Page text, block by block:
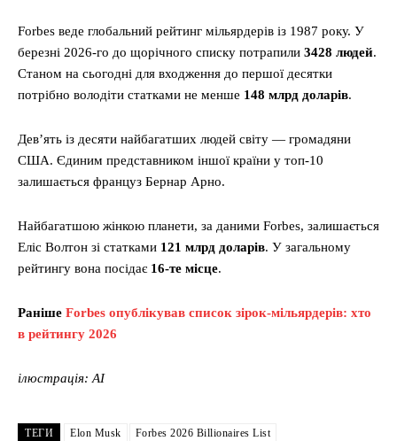
Forbes веде глобальний рейтинг мільярдерів із 1987 року. У
березні 2026-го до щорічного списку потрапили 3428 людей.
Станом на сьогодні для входження до першої десятки
потрібно володіти статками не менше 148 млрд доларів.
Дев’ять із десяти найбагатших людей світу — громадяни
США. Єдиним представником іншої країни у топ-10
залишається француз Бернар Арно.
Найбагатшою жінкою планети, за даними Forbes, залишається
Еліс Волтон зі статками 121 млрд доларів. У загальному
рейтингу вона посідає 16-те місце.
Раніше Forbes опублікував список зірок-мільярдерів: хто
в рейтингу 2026
ілюстрація: АІ
ТЕГИ Elon Musk Forbes 2026 Billionaires List